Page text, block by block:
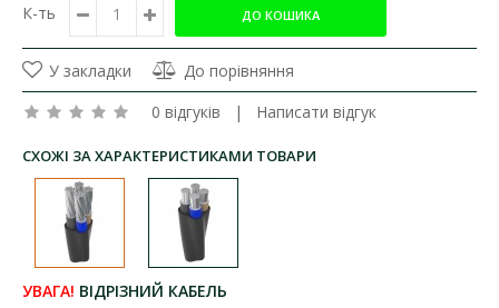
К-ть
У закладки
До порівняння
0 відгуків | Написати відгук
СХОЖІ ЗА ХАРАКТЕРИСТИКАМИ ТОВАРИ
УВАГА! ВІДРІЗНИЙ КАБЕЛЬ